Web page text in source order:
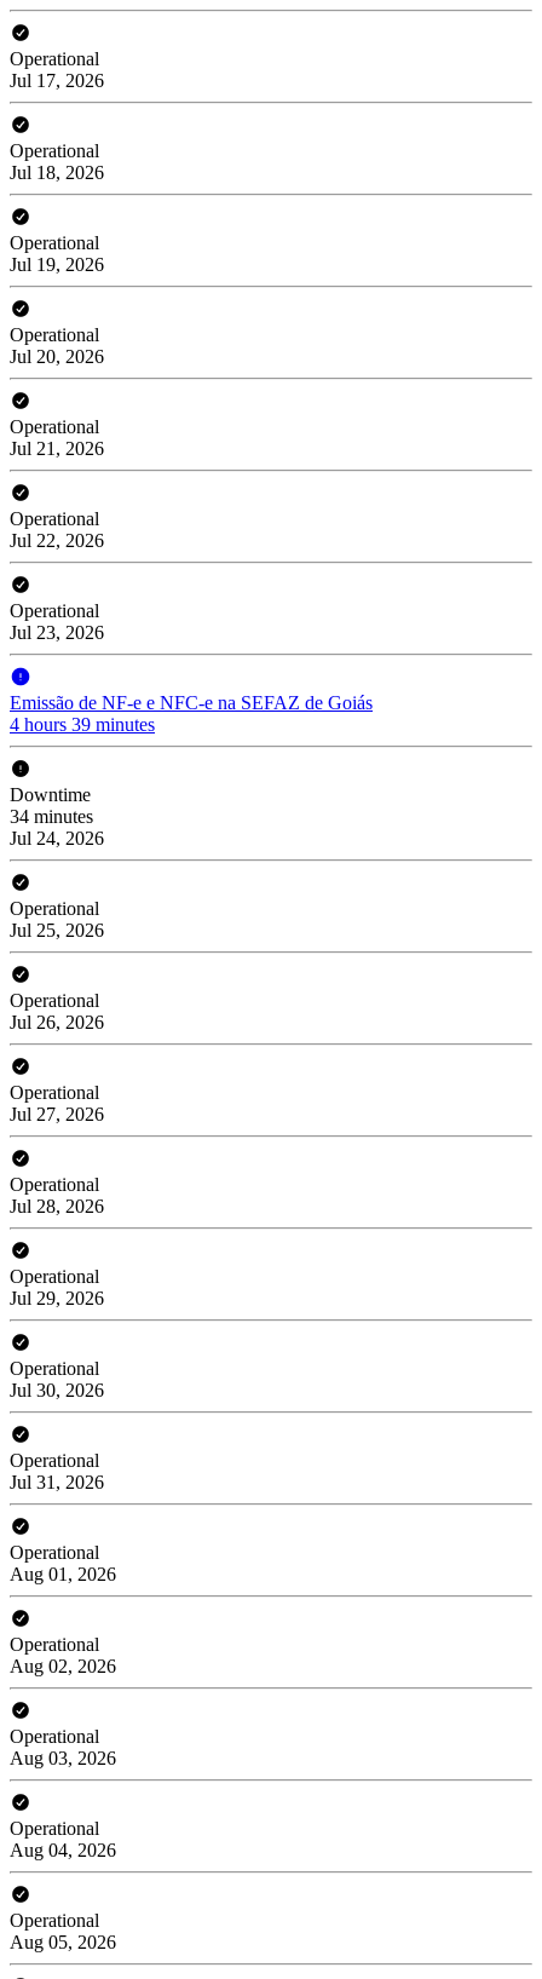
Operational
Jul 17, 2026
Operational
Jul 18, 2026
Operational
Jul 19, 2026
Operational
Jul 20, 2026
Operational
Jul 21, 2026
Operational
Jul 22, 2026
Operational
Jul 23, 2026
Emissão de NF-e e NFC-e na SEFAZ de Goiás
4 hours 39 minutes
Downtime
34 minutes
Jul 24, 2026
Operational
Jul 25, 2026
Operational
Jul 26, 2026
Operational
Jul 27, 2026
Operational
Jul 28, 2026
Operational
Jul 29, 2026
Operational
Jul 30, 2026
Operational
Jul 31, 2026
Operational
Aug 01, 2026
Operational
Aug 02, 2026
Operational
Aug 03, 2026
Operational
Aug 04, 2026
Operational
Aug 05, 2026